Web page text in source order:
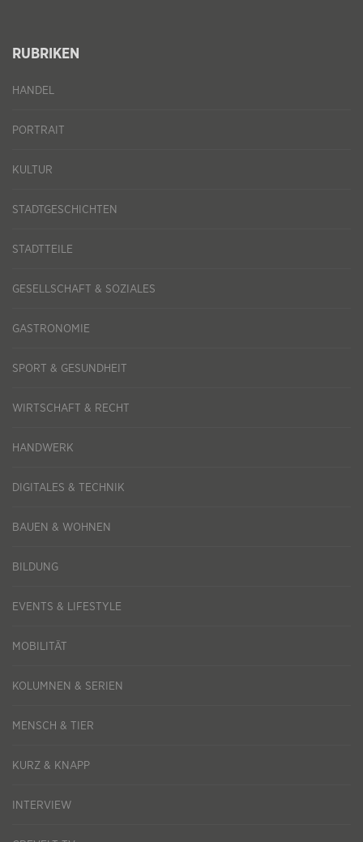
RUBRIKEN
HANDEL
PORTRAIT
KULTUR
STADTGESCHICHTEN
STADTTEILE
GESELLSCHAFT & SOZIALES
GASTRONOMIE
SPORT & GESUNDHEIT
WIRTSCHAFT & RECHT
HANDWERK
DIGITALES & TECHNIK
BAUEN & WOHNEN
BILDUNG
EVENTS & LIFESTYLE
MOBILITÄT
KOLUMNEN & SERIEN
MENSCH & TIER
KURZ & KNAPP
INTERVIEW